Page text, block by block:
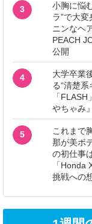
3
小胸に悩
ラ”で大
ニンなヘ
PEACH
公開
4
大学卒業
る“清楚
「
やちゃみ
5
これまで
那が美ボ
の初仕事
「Honda
挑戦への